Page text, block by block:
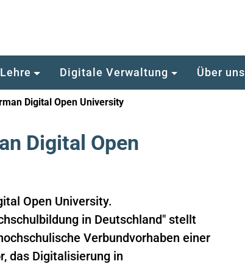
Digitale Verwaltung Über uns
Digital Open University
Digital Open
Open University.
in Deutschland" stellt
Verbundvorhaben einer
das Digitalisierung in